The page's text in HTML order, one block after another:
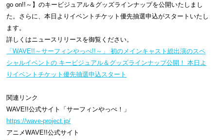
go on!!～】のキービジュアル＆グッズラインナップを公開いたしまし
た。さらに、本日よりイベントチケット優先抽選申込がスタートいたし
ます。
詳しくはニュースリリースを御覧ください。
「WAVE!!～サーフィンやっぺ!!～」 初のメインキャスト総出演のスペ
シャルイベントの キービジュアル＆グッズラインナップ公開！ 本日よ
りイベントチケット優先抽選申込スタート
関連リンク
WAVE!!公式サイト「サーフィンやっぺ！」
https://wave-project.jp/
アニメWAVE!!公式サイト